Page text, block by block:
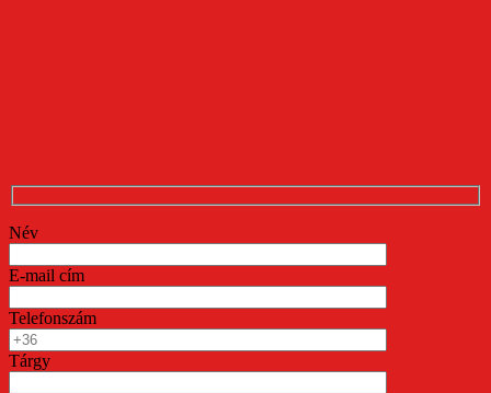
Név
E-mail cím
Telefonszám
Tárgy